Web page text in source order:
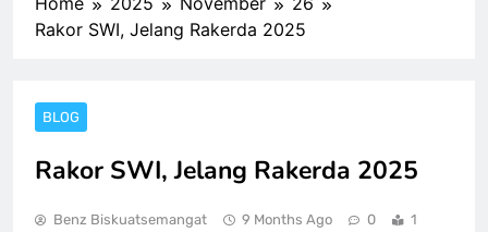
Rakor SWI, Jelang Rakerda 2025
BLOG
Rakor SWI, Jelang Rakerda 2025
Benz Biskuatsemangat 9 Months Ago 0
1